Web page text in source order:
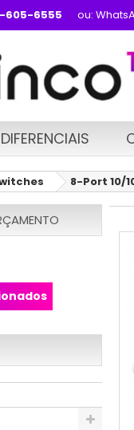
605-6555 ou:
DIFERENCIAIS
8-Port 10/